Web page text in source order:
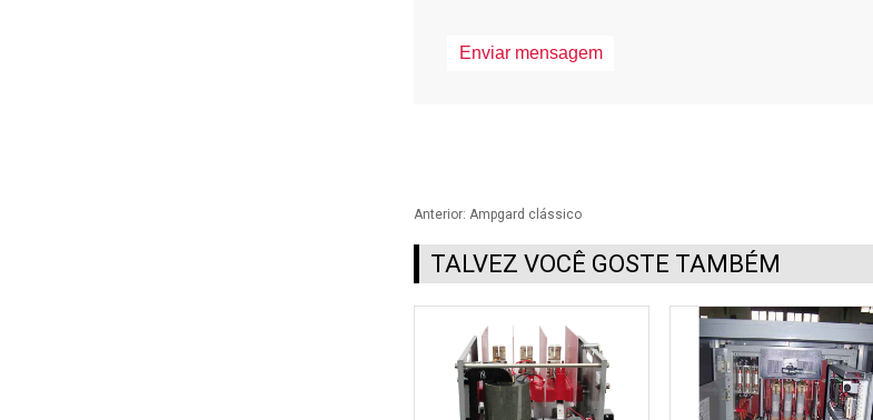
Anterior: Ampgard clássico
TALVEZ VOCÊ GOSTE TAMBÉM